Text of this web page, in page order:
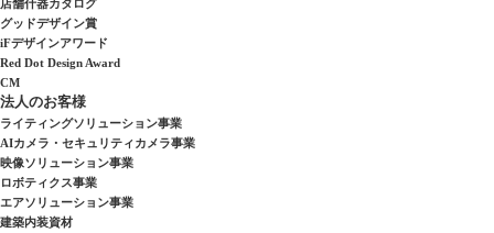
店舗什器カタログ
グッドデザイン賞
iFデザインアワード
Red Dot Design Award
CM
法人のお客様
ライティングソリューション事業
AIカメラ・セキュリティカメラ事業
映像ソリューション事業
ロボティクス事業
エアソリューション事業
建築内装資材